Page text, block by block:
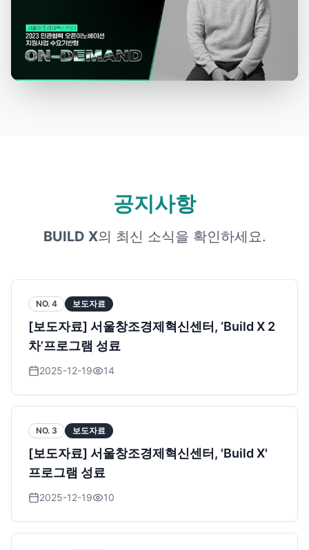
공지사항
BUILD X의 최신 소식을 확인하세요.
NO. 4 보도자료
[보도자료] 서울창조경제혁신센터, ‘Build X 2
차’프로그램 성료
2025-12-19 14
NO. 3 보도자료
[보도자료] 서울창조경제혁신센터, 'Build X'
프로그램 성료
2025-12-19 10